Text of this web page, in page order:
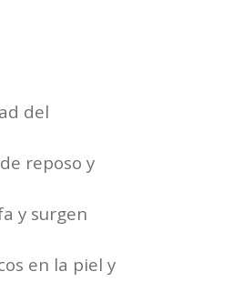
del
reposo y
y surgen
en la piel y